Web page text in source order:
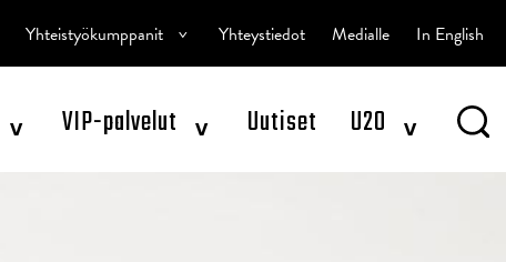
^ VIP-palvelut ^ Uutiset U20 ^
Yhteistyökumppanit ^ Yhteystiedot Medialle In English